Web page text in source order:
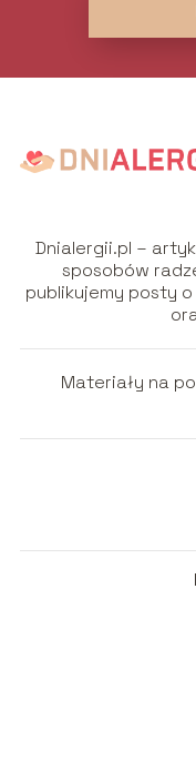
Dnialergii.pl –
sposobów
publikujemy posty
Materiały na